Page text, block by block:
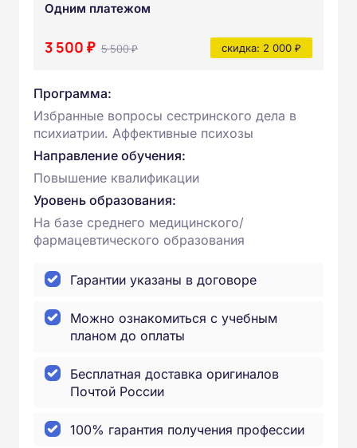
Одним платежом
3 500 ₽ 5 500 ₽ скидка: 2 000 ₽
Программа:
Избранные вопросы сестринского дела в
психиатрии. Аффективные психозы
Направление обучения:
Повышение квалификации
Уровень образования:
На базе среднего медицинского/
фармацевтического образования
Гарантии указаны в договоре
Можно ознакомиться с учебным
планом до оплаты
Бесплатная доставка оригиналов
Почтой России
100% гарантия получения профессии